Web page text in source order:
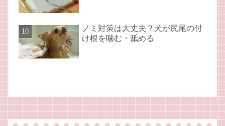
ノミ対策は大丈夫？犬が尻尾の付
け根を噛む・舐める